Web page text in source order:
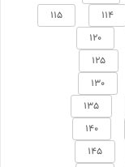
114
115
120
125
130
135
140
145